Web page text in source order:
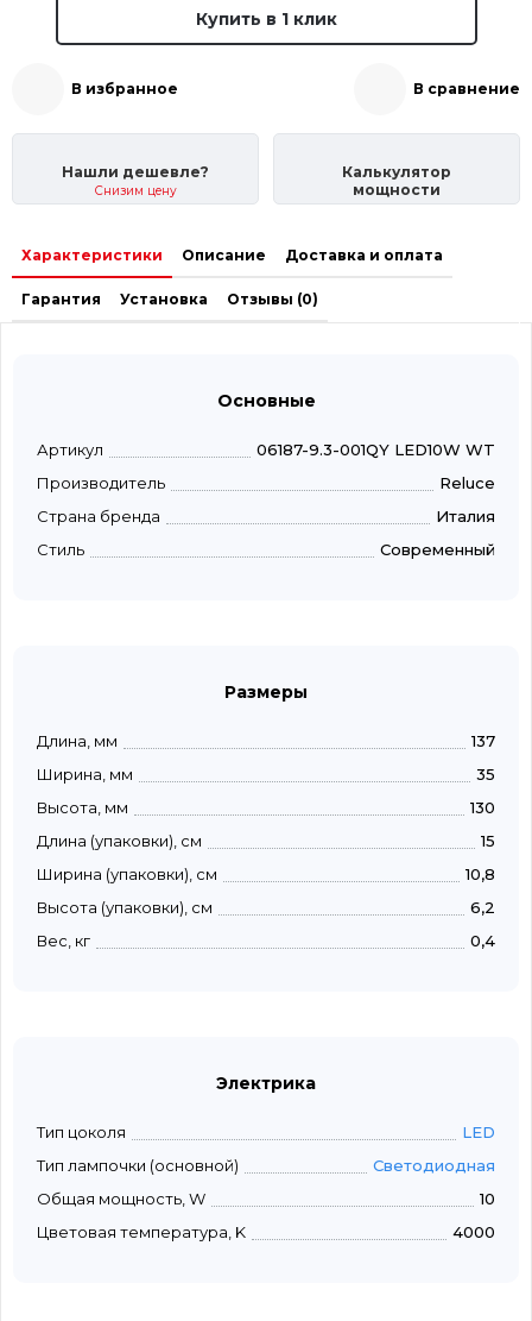
Купить в 1 клик
В избранное В сравнение
Нашли дешевле?
Снизим цену
Калькулятор
мощности
Характеристики Описание Доставка и оплата
Гарантия Установка Отзывы (0)
Основные
Артикул
06187-9.3-001QY LED10W WT
Производитель
Reluce
Страна бренда
Италия
Стиль
Современный
Размеры
Длина, мм
137
Ширина, мм
35
Высота, мм
130
Длина (упаковки), см
15
Ширина (упаковки), см
10,8
Высота (упаковки), см
6,2
Вес, кг
0,4
Электрика
Тип цоколя
LED
Тип лампочки (основной)
Светодиодная
Общая мощность, W
10
Цветовая температура, K
4000